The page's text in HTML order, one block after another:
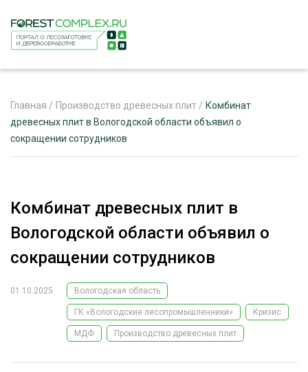
ЖУРНАЛ «ЛЕСНОЙ КОМПЛЕКС»
ЛЕСОЗАГОТОВКА
ОБРАБОТКА ДРЕВЕСИНЫ
ЭКСПЕРТНОЕ МНЕНИЕ
Главная / Производство древесных плит / Комбинат
древесных плит в Вологодской области объявил о
сокращении сотрудников
Комбинат древесных плит в
Вологодской области объявил о
сокращении сотрудников
01.10.2025 Вологодская область
ГК «Вологодские лесопромышленники» Кризис
МДФ Производство древесных плит